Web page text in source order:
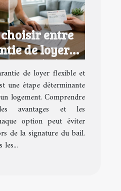
entre
de loyer
un dépôt
?
de loyer flexible et
une étape déterminante
logement. Comprendre
avantages et les
option peut éviter
de la signature du bail.
les...